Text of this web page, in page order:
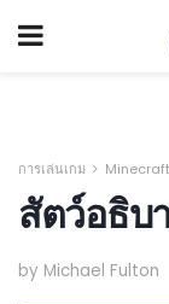
การเล่นเกม Minecraft
สัตว์อธิบ
by Michael Fulton